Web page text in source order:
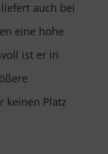
auch bei
eine hohe
ist er in
keinen Platz